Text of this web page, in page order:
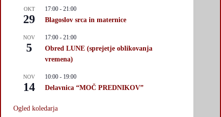
OKT
29
17:00 - 21:00
Blagoslov srca in maternice
NOV
5
17:00 - 21:00
Obred LUNE (sprejetje oblikovanja
vremena)
NOV
14
10:00 - 19:00
Delavnica “MOČ PREDNIKOV”
Ogled koledarja